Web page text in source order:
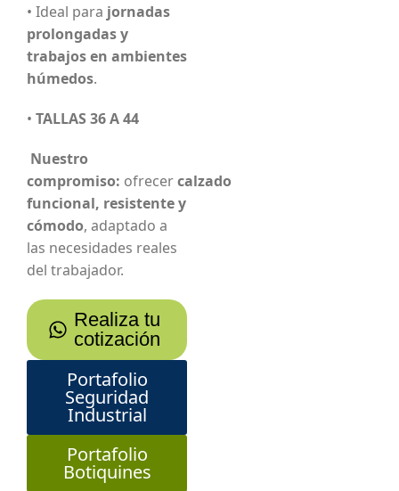
• Ideal para jornadas
prolongadas y
trabajos en ambientes
húmedos.
• TALLAS 36 A 44
Nuestro
compromiso: ofrecercalzado
funcional, resistente y
cómodo, adaptado a
las necesidades reales
del trabajador.
Realiza tu
cotización
Portafolio
Seguridad
Industrial
Portafolio
Botiquines